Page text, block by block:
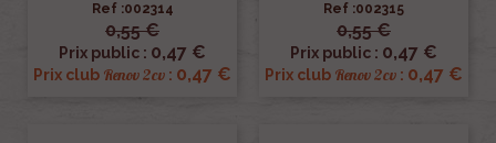
Ref :002314
0,55 €
Prix public : 0,47 €
Prix club Renov 2cv : 0,47 €
Ref :002315
0,55 €
Prix public : 0,47 €
Prix club Renov 2cv : 0,47 €